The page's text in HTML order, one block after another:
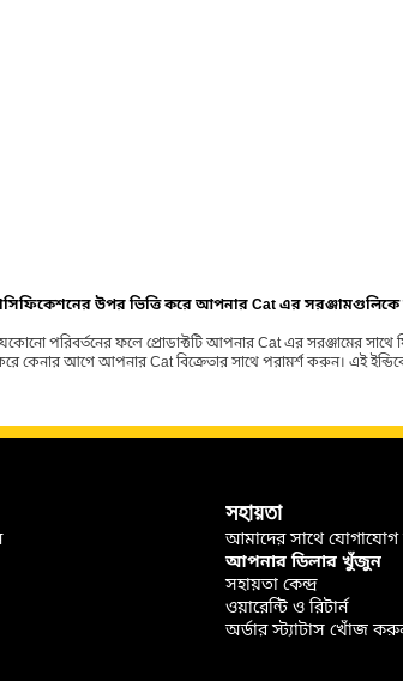
উপর ভিত্তি করে আপনার Cat এর
পরিবর্তনের ফলে প্রোডাক্টটি আপনার Cat এর সরঞ্জামের
কেনার আগে আপনার Cat বিক্রেতার সাথে পরামর্শ করুন। এই
সহায়তা
আমাদের সাথে
আপনার ডিলার খুঁজুন
সহায়তা কেন্দ্র
ওয়ারেন্টি ও রিটার্ন
অর্ডার স্ট্যাটাস খোঁজ